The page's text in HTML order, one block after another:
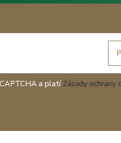
a platí Zásady ochrany